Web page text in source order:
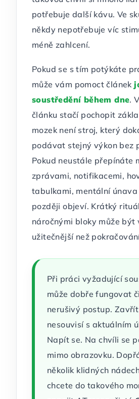
potřebuje další kávu. Ve
někdy nepotřebuje víc
méně zahlcení.
Pokud se s tím potýkáte
může vám pomoct článek
soustředění během dne.
článku stačí pochopit
mozek není stroj, který
podávat stejný výkon bez
Pokud neustále přepínáte
zprávami, notifikacemi,
tabulkami, mentální
později objeví. Krátký
náročnými bloky může být
užitečnější než
Při práci vyžadující
může dobře fungovat
nerušivý postup.
nesouvisí s aktuálním
Napít se. Na chvíli se
mimo obrazovku.
několik klidných
chcete do takového